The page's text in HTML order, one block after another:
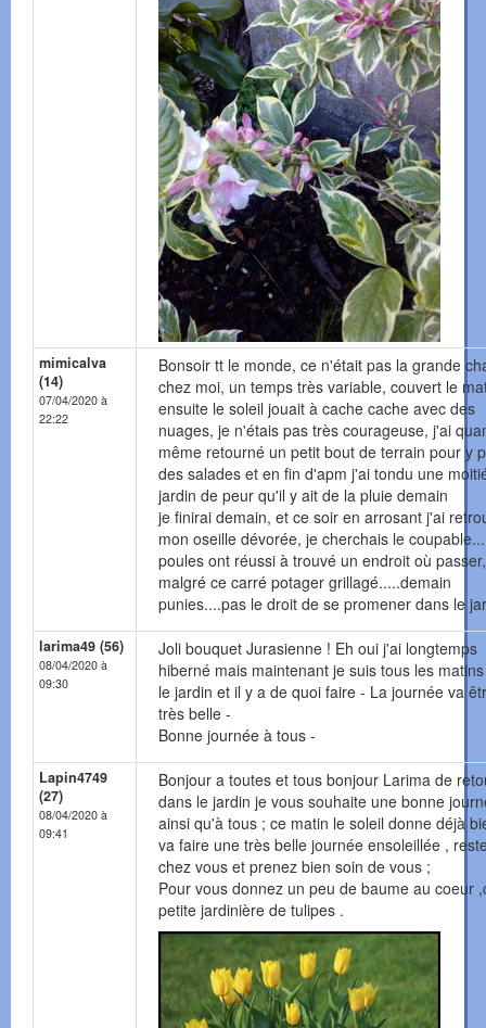
mimicalva
(14)
07/04/2020 à
22:22
Bonsoir tt le monde, ce n'était pas la grande
chez moi, un temps très variable, couvert le
ensuite le soleil jouait à cache cache avec des
nuages, je n'étais pas très courageuse, j'ai
même retourné un petit bout de terrain pour y
des salades et en fin d'apm j'ai tondu une
jardin de peur qu'il y ait de la pluie demain
je finirai demain, et ce soir en arrosant j'ai
mon oseille dévorée, je cherchais le
poules ont réussi à trouvé un endroit où passer,
malgré ce carré potager grillagé.....demain
punies....pas le droit de se promener dans le
larima49 (56)
08/04/2020 à
09:30
Joli bouquet Jurasienne ! Eh oui j'ai longtemps
hiberné mais maintenant je suis tous les
le jardin et il y a de quoi faire - La journée va
très belle -
Bonne journée à tous -
Lapin4749
(27)
08/04/2020 à
09:41
Bonjour a toutes et tous bonjour Larima de
dans le jardin je vous souhaite une bonne
ainsi qu'à tous ; ce matin le soleil donne déjà
va faire une très belle journée ensoleillée ,
chez vous et prenez bien soin de vous ;
Pour vous donnez un peu de baume au coeur
petite jardinière de tulipes .